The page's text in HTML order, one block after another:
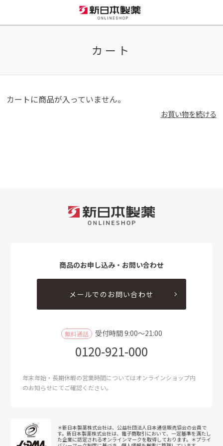
カート
カートに商品が入っていません。
お買い物を続ける
商品のお申し込み・お問い合わせ
メールでのお問い合わせ
0120-921-000
無料通話 受付時間 9:00～21:00
年末年始・長期休暇の営業時間についてはオンラインショップ内
のお知らせにてご確認ください。
＊新日本製薬株式会社は、公益社団法人日本通信販売協会の会員で
す。新日本製薬株式会社は、電子商取引において、一定基準を満たし
た企業に認定されるオンラインマークを取得しております。＊プライ